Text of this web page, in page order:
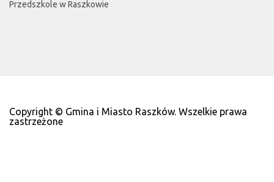
Przedszkole w Raszkowie
Copyright © Gmina i Miasto Raszków. Wszelkie prawa
zastrzeżone